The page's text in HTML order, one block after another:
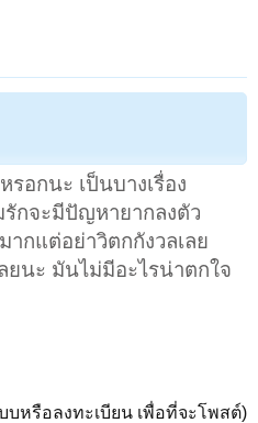
อกนะ เป็นบางเรื่อง
รักจะมีปัญหายากลงตัว
ากแต่อย่าวิตกกังวลเลย
ยนะ มันไม่มีอะไรน่าตกใจ
บหรือลงทะเบียน เพื่อที่จะโพสต์)